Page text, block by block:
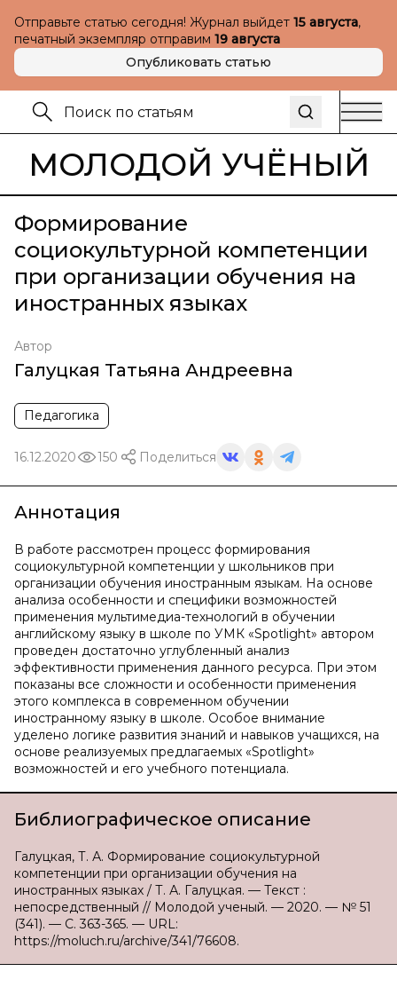
Отправьте статью сегодня! Журнал выйдет 15 августа,
печатный экземпляр отправим 19 августа
Опубликовать статью
МОЛОДОЙ УЧЁНЫЙ
Формирование
социокультурной компетенции
при организации обучения на
иностранных языках
Автор
Галуцкая Татьяна Андреевна
Педагогика
16.12.2020 150 Поделиться
Аннотация
В работе рассмотрен процесс формирования
социокультурной компетенции у школьников при
организации обучения иностранным языкам. На основе
анализа особенности и специфики возможностей
применения мультимедиа-технологий в обучении
английскому языку в школе по УМК «Spotlight» автором
проведен достаточно углубленный анализ
эффективности применения данного ресурса. При этом
показаны все сложности и особенности применения
этого комплекса в современном обучении
иностранному языку в школе. Особое внимание
уделено логике развития знаний и навыков учащихся, на
основе реализуемых предлагаемых «Spotlight»
возможностей и его учебного потенциала.
Библиографическое описание
Галуцкая, Т. А. Формирование социокультурной
компетенции при организации обучения на
иностранных языках / Т. А. Галуцкая. — Текст :
непосредственный // Молодой ученый. — 2020. — № 51
(341). — С. 363-365. — URL:
https://moluch.ru/archive/341/76608.